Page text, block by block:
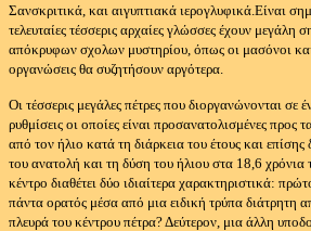
Σανσκριτικά, και αιγυπτιακά ιερογλυφικά.Είναι
τελευταίες τέσσερις αρχαίες γλώσσες έχουν μεγάλη
απόκρυφων σχολων μυστηρίου, όπως οι μασόνοι
οργανώσεις θα συζητήσουν αργότερα.
Οι τέσσερις μεγάλες πέτρες που διοργανώνονται σε
ρυθμίσεις οι οποίες είναι προσανατολισμένες προς
από τον ήλιο κατά τη διάρκεια του έτους και επίσης
του ανατολή και τη δύση του ήλιου στα 18,6 χρόνια
κέντρο διαθέτει δύο ιδιαίτερα χαρακτηριστικά:
πάντα ορατός μέσα από μια ειδική τρύπα διάτρητη
πλευρά του κέντρου πέτρα? Δεύτερον, μια άλλη